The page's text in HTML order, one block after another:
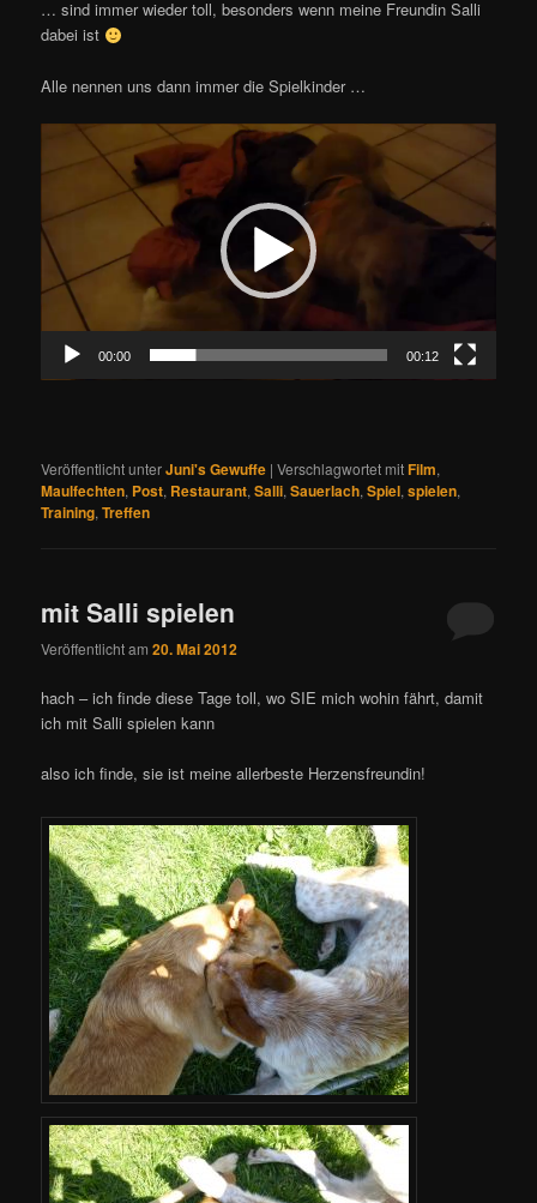
… sind immer wieder toll, besonders wenn meine Freundin Salli
dabei ist
Alle nennen uns dann immer die Spielkinder …
Video-
00:00 00:12
Veröffentlicht unterJuni's Gewuffe |Verschlagwortet mitFilm,
Maulfechten, Post, Restaurant,Salli,Sauerlach,Spiel,spielen,
Training,Treffen
mit Salli spielen
Veröffentlicht am20. Mai 2012
hach – ich finde diese Tage toll, wo SIE mich wohin fährt, damit
ich mit Salli spielen kann
also ich finde, sie ist meine allerbeste Herzensfreundin!